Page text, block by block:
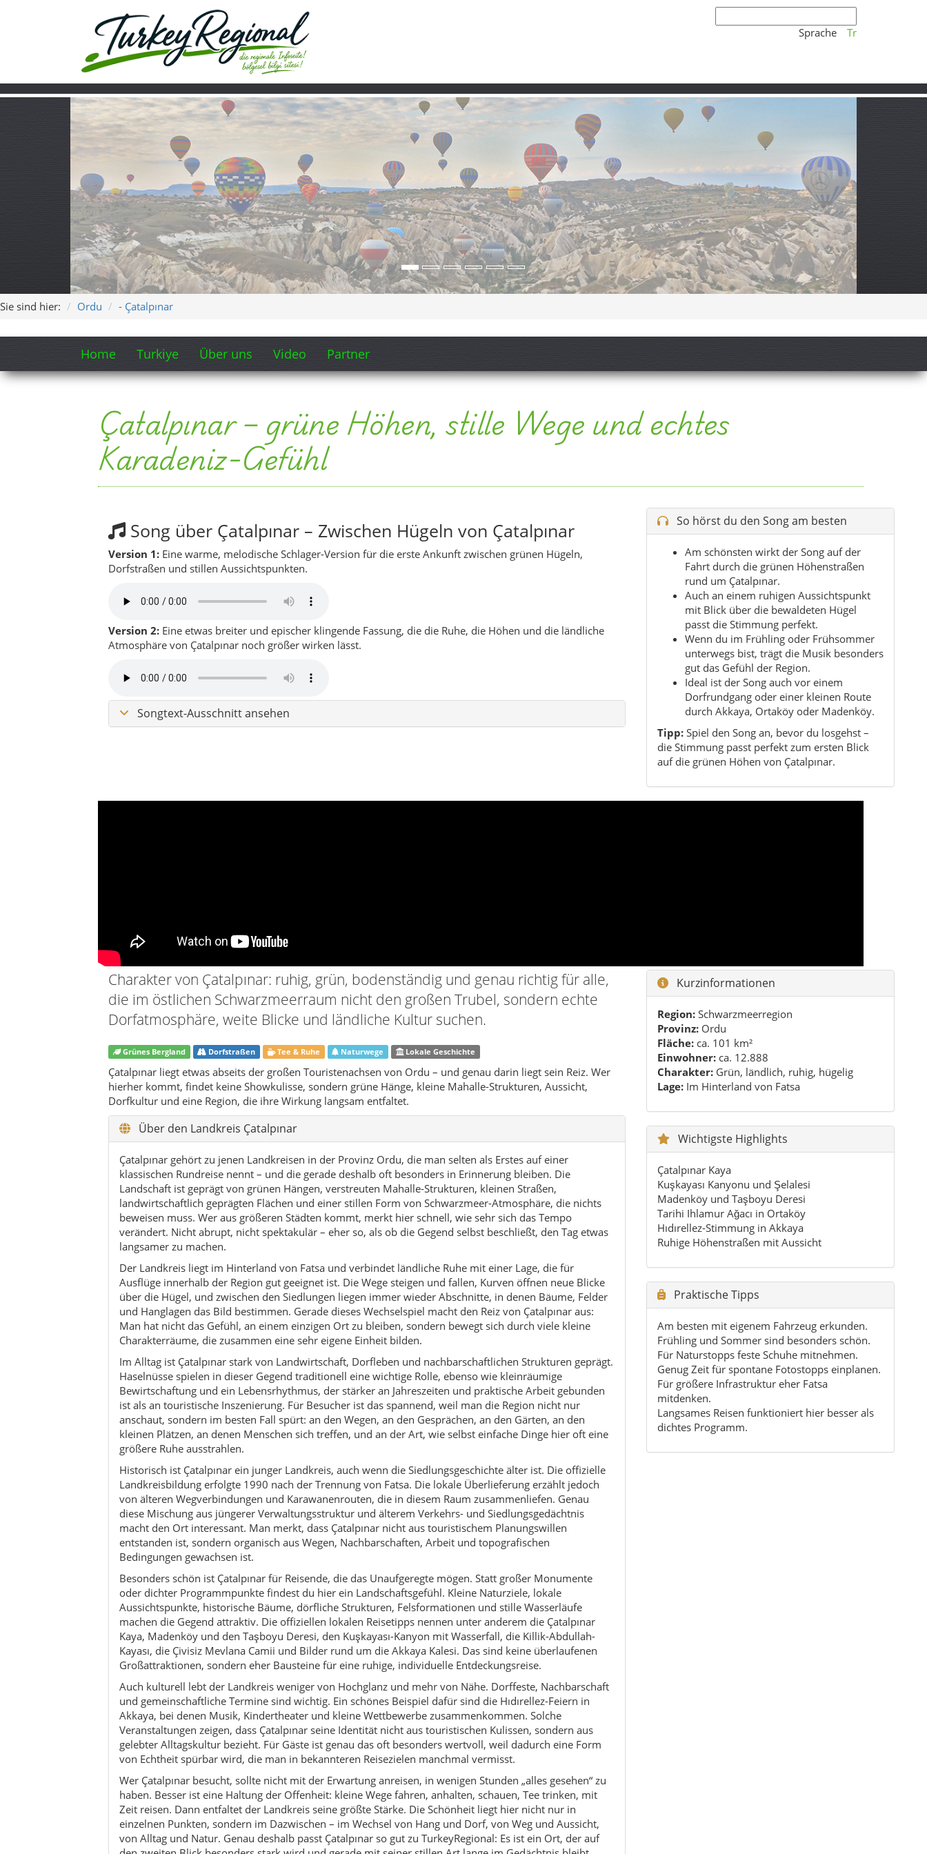
Sprache Tr
Ordu - Çatalpınar
Home Turkiye Über uns Video
Çatalpınar – grüne Höhen, stille Wege und echtes
Karadeniz-Gefühl
Song über Çatalpınar – Zwischen Hügeln von Çatalpınar
Version 1:Eine warme, melodische Schlager-Version für die erste Ankunft zwischen grünen Hügeln,
Dorfstraßen und stillen Aussichtspunkten.
Version 2:Eine etwas breiter und epischer klingende Fassung, die die Ruhe, die Höhen und die ländliche
Atmosphäre von Çatalpınar noch größer wirken lässt.
Fahrt durch die grünen Höhenstraßen
rund um Çatalpınar.
mit Blick über die bewaldeten Hügel
passt die Stimmung perfekt.
Ideal ist der Song auch vor einem
durch Akkaya, Ortaköy oder Madenköy.
Tipp:Spiel den Song an, bevor du losgehst –
die Stimmung passt perfekt zum ersten Blick
auf die grünen Höhen von Çatalpınar.
die im östlichen Schwarzmeerraum nicht den großen Trubel, sondern echte
Über den Landkreis Çatalpınar
Çatalpınar gehört zu jenen Landkreisen in der Provinz Ordu, die man selten als Erstes auf einer
klassischen Rundreise nennt – und die gerade deshalb oft besonders in Erinnerung bleiben. Die
Landschaft ist geprägt von grünen Hängen, verstreuten Mahalle-Strukturen, kleinen Straßen,
landwirtschaftlich geprägten Flächen und einer stillen Form von Schwarzmeer-Atmosphäre, die nichts
beweisen muss. Wer aus größeren Städten kommt, merkt hier schnell, wie sehr sich das Tempo
langsamer zu machen.
Der Landkreis liegt im Hinterland von Fatsa und verbindet ländliche Ruhe mit einer Lage, die für
Ausflüge innerhalb der Region gut geeignet ist. Die Wege steigen und fallen, Kurven öffnen neue Blicke
über die Hügel, und zwischen den Siedlungen liegen immer wieder Abschnitte, in denen Bäume, Felder
und Hanglagen das Bild bestimmen. Gerade dieses Wechselspiel macht den Reiz von Çatalpınar aus:
Man hat nicht das Gefühl, an einem einzigen Ort zu bleiben, sondern bewegt sich durch viele kleine
Charakterräume, die zusammen eine sehr eigene Einheit bilden.
Im Alltag ist Çatalpınar stark von Landwirtschaft, Dorfleben und nachbarschaftlichen Strukturen geprägt.
Haselnüsse spielen in dieser Gegend traditionell eine wichtige Rolle, ebenso wie kleinräumige
Bewirtschaftung und ein Lebensrhythmus, der stärker an Jahreszeiten und praktische Arbeit gebunden
ist als an touristische Inszenierung. Für Besucher ist das spannend, weil man die Region nicht nur
anschaut, sondern im besten Fall spürt: an den Wegen, an den Gesprächen, an den Gärten, an den
kleinen Plätzen, an denen Menschen sich treffen, und an der Art, wie selbst einfache Dinge hier oft eine
größere Ruhe ausstrahlen.
Historisch ist Çatalpınar ein junger Landkreis, auch wenn die Siedlungsgeschichte älter ist. Die offizielle
Landkreisbildung erfolgte 1990 nach der Trennung von Fatsa. Die lokale Überlieferung erzählt jedoch
von älteren Wegverbindungen und Karawanenrouten, die in diesem Raum zusammenliefen. Genau
diese Mischung aus jüngerer Verwaltungsstruktur und älterem Verkehrs- und Siedlungsgedächtnis
macht den Ort interessant. Man merkt, dass Çatalpınar nicht aus touristischem Planungswillen
entstanden ist, sondern organisch aus Wegen, Nachbarschaften, Arbeit und topografischen
Bedingungen gewachsen ist.
Besonders schön ist Çatalpınar für Reisende, die das Unaufgeregte mögen. Statt großer Monumente
oder dichter Programmpunkte findest du hier ein Landschaftsgefühl. Kleine Naturziele, lokale
Aussichtspunkte, historische Bäume, dörfliche Strukturen, Felsformationen und stille Wasserläufe
machen die Gegend attraktiv. Die offiziellen lokalen Reisetipps nennen unter anderem die Çatalpınar
Kaya, Madenköy und den Taşboyu Deresi, den Kuşkayası-Kanyon mit Wasserfall, die Killik-Abdullah-
Kayası, die Çivisiz Mevlana Camii und Bilder rund um die Akkaya Kalesi. Das sind keine überlaufenen
Großattraktionen, sondern eher Bausteine für eine ruhige, individuelle Entdeckungsreise.
Auch kulturell lebt der Landkreis weniger von Hochglanz und mehr von Nähe. Dorffeste, Nachbarschaft
und gemeinschaftliche Termine sind wichtig. Ein schönes Beispiel dafür sind die Hıdırellez-Feiern in
Akkaya, bei denen Musik, Kindertheater und kleine Wettbewerbe zusammenkommen. Solche
Veranstaltungen zeigen, dass Çatalpınar seine Identität nicht aus touristischen Kulissen, sondern aus
gelebter Alltagskultur bezieht. Für Gäste ist genau das oft besonders wertvoll, weil dadurch eine Form
von Echtheit spürbar wird, die man in bekannteren Reisezielen manchmal vermisst.
Wer Çatalpınar besucht, sollte nicht mit der Erwartung anreisen, in wenigen Stunden „alles gesehen“ zu
haben. Besser ist eine Haltung der Offenheit: kleine Wege fahren, anhalten, schauen, Tee trinken, mit
Zeit reisen. Dann entfaltet der Landkreis seine größte Stärke. Die Schönheit liegt hier nicht nur in
einzelnen Punkten, sondern im Dazwischen – im Wechsel von Hang und Dorf, von Weg und Aussicht,
von Alltag und Natur. Genau deshalb passt Çatalpınar so gut zu TurkeyRegional: Es ist ein Ort, der auf
den zweiten Blick besonders stark wird und gerade mit seiner stillen Art lange im Gedächtnis bleibt.
Kultur & Traditionen
Aktivitäten
Reisetipps & Mikro-Routen
Nachhaltigkeit
Für wen geeignet?
Kulinarik
Kurzinformationen
Çatalpınar Kaya
Kuşkayası Kanyonu und Şelalesi
Tarihi Ihlamur Ağacı in Ortaköy
Hıdırellez-Stimmung in Akkaya
Ruhige Höhenstraßen mit Aussicht
Praktische Tipps
Am besten mit eigenem Fahrzeug erkunden.
Frühling und Sommer sind besonders schön.
Genug Zeit für spontane Fotostopps einplanen.
Für größere Infrastruktur eher Fatsa
mitdenken.
Langsames Reisen funktioniert hier besser als
dichtes Programm.